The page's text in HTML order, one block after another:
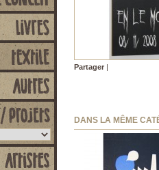
Partager |
DANS LA MÊME